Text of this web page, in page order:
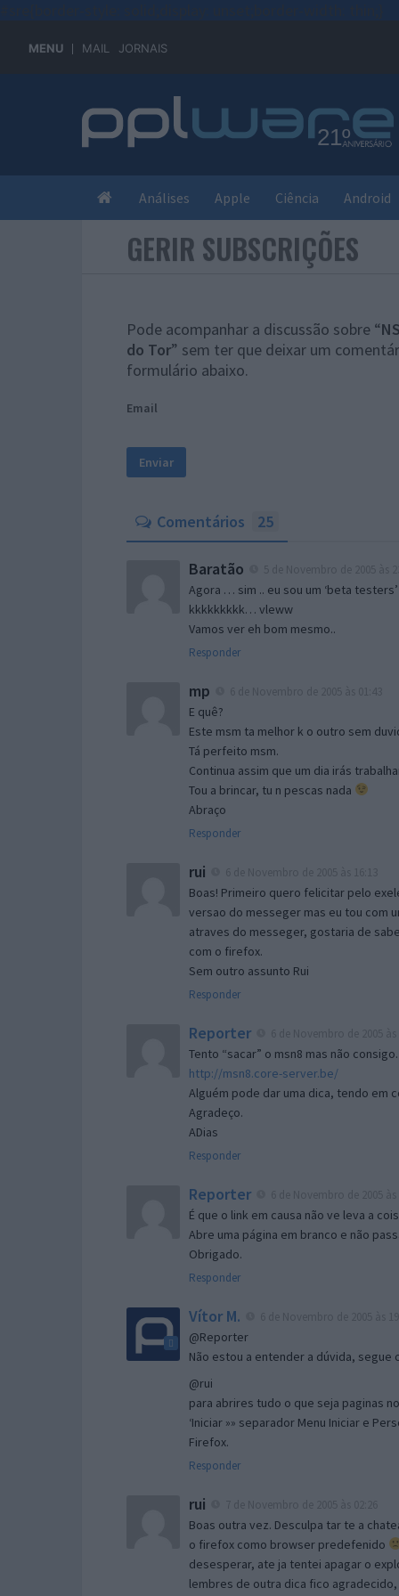
MENU MAIL JORNAIS
Análises Apple Ciência Android
GERIR SUBSCRIÇÕES
Pode acompanhar a discussão sobre “
do Tor” sem ter que deixar um
formulário abaixo.
Email
Comentários 25
Baratão
Agora … sim .. eu sou um ‘beta testers’
kkkkkkkkk… vleww
Vamos ver eh bom mesmo..
Responder
mp
E quê?
Este msm ta melhor k o outro sem
Tá perfeito msm.
Continua assim que um dia irás
Tou a brincar, tu n pescas nada
Abraço
Responder
rui
Boas! Primeiro quero felicitar pelo
versao do messeger mas eu tou com
atraves do messeger, gostaria de
com o firefox.
Sem outro assunto Rui
Responder
Reporter
Tento “sacar” o msn8 mas não
http://msn8.core-server.be/
Alguém pode dar uma dica, tendo em
Agradeço.
ADias
Responder
Reporter
É que o link em causa não ve leva a
Abre uma página em branco e não
Obrigado.
Responder
Vítor M.
@Reporter
Não estou a entender a dúvida,
@rui
para abrires tudo o que seja paginas
‘Iniciar »» separador Menu Iniciar e
Firefox.
Responder
rui
Boas outra vez. Desculpa tar te a
o firefox como browser predefenido
desesperar, ate ja tentei apagar o
lembres de outra dica fico